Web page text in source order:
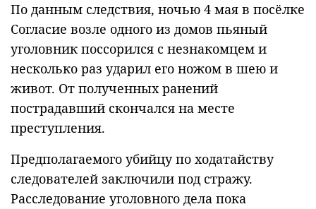
По данным следствия, ночью 4 мая в посёлке
Согласие возле одного из домов пьяный
уголовник поссорился с незнакомцем и
несколько раз ударил его ножом в шею и
живот. От полученных ранений
пострадавший скончался на месте
преступления.
Предполагаемого убийцу по ходатайству
следователей заключили под стражу.
Расследование уголовного дела пока